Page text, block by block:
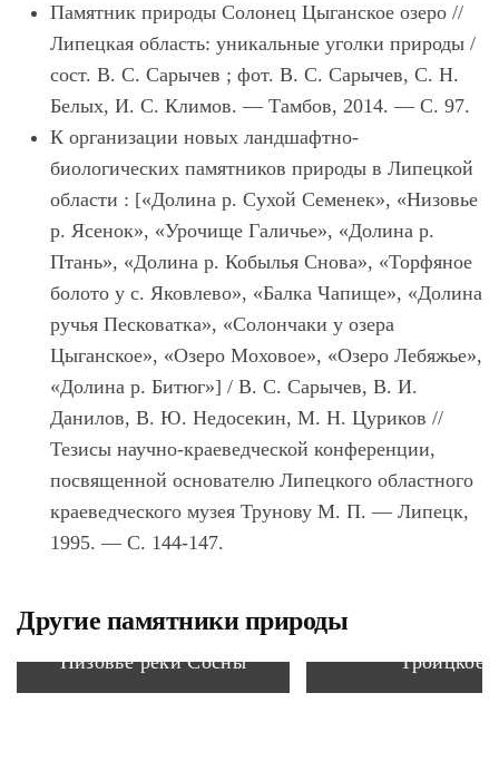
Памятник природы Солонец Цыганское озеро //
Липецкая область: уникальные уголки природы /
сост. В. С. Сарычев ; фот. В. С. Сарычев, С. Н.
Белых, И. С. Климов. — Тамбов, 2014. — С. 97.
К организации новых ландшафтно-
биологических памятников природы в Липецкой
области : [«Долина р. Сухой Семенек», «Низовье
р. Ясенок», «Урочище Галичье», «Долина р.
Птань», «Долина р. Кобылья Снова», «Торфяное
болото у с. Яковлево», «Балка Чапище», «Долина
ручья Песковатка», «Солончаки у озера
Цыганское», «Озеро Моховое», «Озеро Лебяжье»,
«Долина р. Битюг»] / В. С. Сарычев, В. И.
Данилов, В. Ю. Недосекин, М. Н. Цуриков //
Тезисы научно-краеведческой конференции,
посвященной основателю Липецкого областного
краеведческого музея Трунову М. П. — Липецк,
1995. — С. 144-147.
Другие памятники природы
Низовье реки Сосны
Троицкое